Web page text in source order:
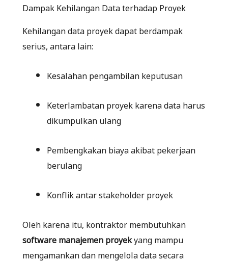
Dampak Kehilangan Data terhadap Proyek
Kehilangan data proyek dapat berdampak
serius, antara lain:
Kesalahan pengambilan keputusan
Keterlambatan proyek karena data harus
dikumpulkan ulang
Pembengkakan biaya akibat pekerjaan
berulang
Konflik antar stakeholder proyek
Oleh karena itu, kontraktor membutuhkan
software manajemen proyekyang mampu
mengamankan dan mengelola data secara